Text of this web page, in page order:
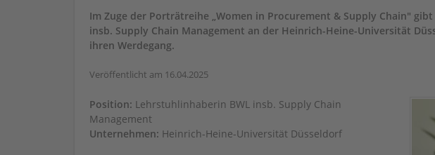
Im Zuge der Porträtreihe „Women in Procurement & Supply Chain"
insb. Supply Chain Management an der Heinrich-Heine-Universität
ihren Werdegang.
Veröffentlicht am 16.04.2025
Position: Lehrstuhlinhaberin BWL insb. Supply Chain
Management
Unternehmen: Heinrich-Heine-Universität Düsseldorf